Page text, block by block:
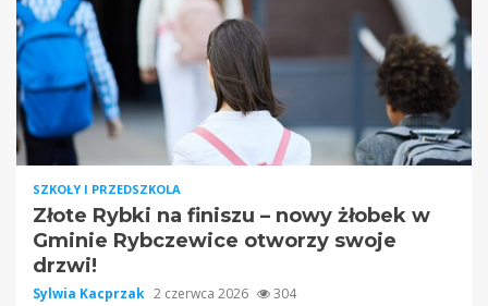
SZKOŁY I PRZEDSZKOLA
Złote Rybki na finiszu – nowy żłobek w
Gminie Rybczewice otworzy swoje
drzwi!
Sylwia Kacprzak 2 czerwca 2026 304